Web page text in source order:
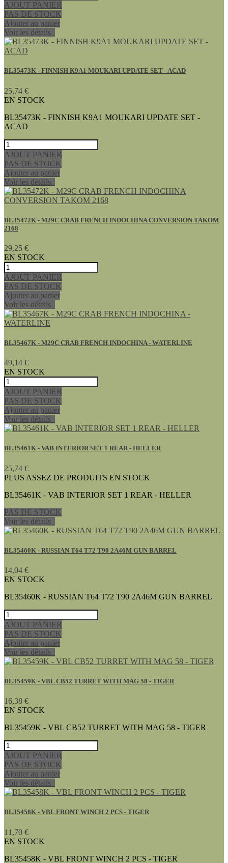
AJOUT PANIER
PAS DE STOCK
Ajouter au panier
Voir les détails
BL35473K - FINNISH K9A1 MOUKARI UPDATE SET - ACAD
25,74 €
EN STOCK
BL35473K - FINNISH K9A1 MOUKARI UPDATE SET -
ACAD
AJOUT PANIER
PAS DE STOCK
Ajouter au panier
Voir les détails
BL35472K - M29C CRAB FRENCH INDOCHINA CONVERSION TAKOM
2168
29,25 €
EN STOCK
AJOUT PANIER
PAS DE STOCK
Ajouter au panier
Voir les détails
BL35467K - M29C CRAB FRENCH INDOCHINA - WATERLINE
49,14 €
EN STOCK
AJOUT PANIER
PAS DE STOCK
Ajouter au panier
Voir les détails
BL35461K - VAB INTERIOR SET 1 REAR - HELLER
25,74 €
PLUS ASSEZ DE PRODUITS EN STOCK
BL35461K - VAB INTERIOR SET 1 REAR - HELLER
PAS DE STOCK
Voir les détails
BL35460K - RUSSIAN T64 T72 T90 2A46M GUN BARREL
14,04 €
EN STOCK
BL35460K - RUSSIAN T64 T72 T90 2A46M GUN BARREL
AJOUT PANIER
PAS DE STOCK
Ajouter au panier
Voir les détails
BL35459K - VBL CB52 TURRET WITH MAG 58 - TIGER
16,38 €
EN STOCK
BL35459K - VBL CB52 TURRET WITH MAG 58 - TIGER
AJOUT PANIER
PAS DE STOCK
Ajouter au panier
Voir les détails
BL35458K - VBL FRONT WINCH 2 PCS - TIGER
11,70 €
EN STOCK
BL35458K - VBL FRONT WINCH 2 PCS - TIGER